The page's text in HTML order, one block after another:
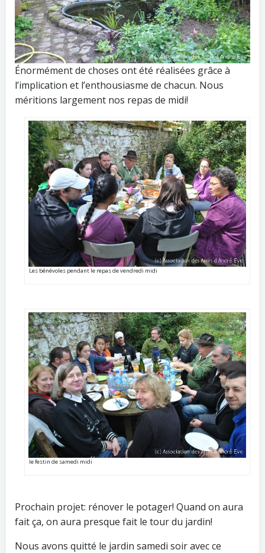
Énormément de choses ont été réalisées grâce à
l’implication et l’enthousiasme de chacun. Nous
méritions largement nos repas de midi!
Les bénévoles pendant le repas de vendredi midi
le festin de samedi midi
Prochain projet: rénover le potager! Quand on aura
fait ça, on aura presque fait le tour du jardin!
Nous avons quitté le jardin samedi soir avec ce